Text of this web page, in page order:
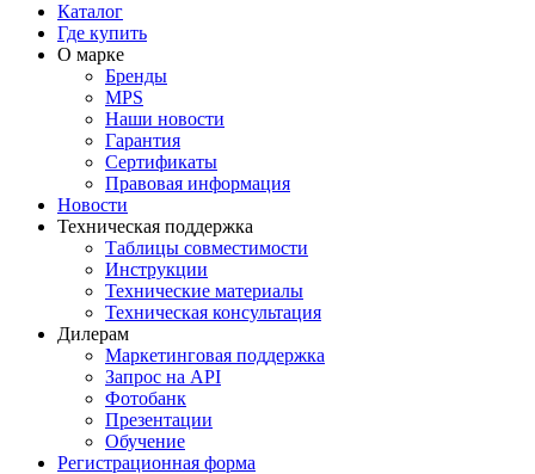
Каталог
Где купить
О марке
Бренды
MPS
Наши новости
Гарантия
Сертификаты
Правовая информация
Новости
Техническая поддержка
Таблицы совместимости
Инструкции
Технические материалы
Техническая консультация
Дилерам
Маркетинговая поддержка
Запрос на API
Фотобанк
Презентации
Обучение
Регистрационная форма